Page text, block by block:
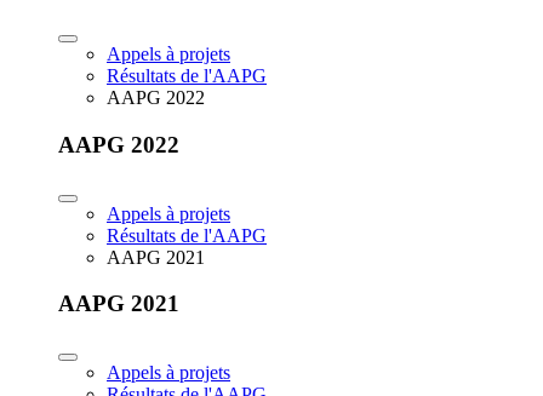
Appels à projets
Résultats de l'AAPG
AAPG 2022
AAPG 2022
Appels à projets
Résultats de l'AAPG
AAPG 2021
AAPG 2021
Appels à projets